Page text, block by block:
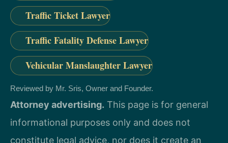
Traffic Ticket Lawyer
Traffic Fatality Defense Lawyer
Vehicular Manslaughter Lawyer
Reviewed by Mr. Sris, Owner and Founder.
Attorney advertising. This page is for general
informational purposes only and does not
constitute legal advice, nor does it create an